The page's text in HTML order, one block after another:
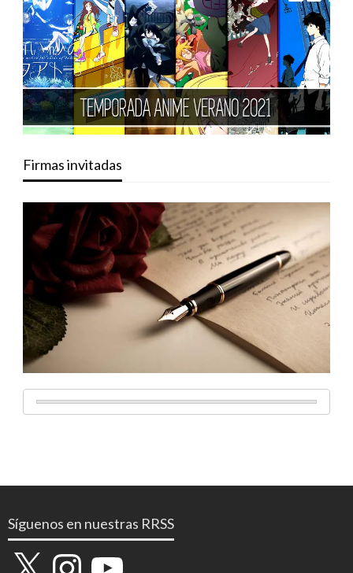
Firmas invitadas
Síguenos en nuestras RRSS
X InstagramYouTube